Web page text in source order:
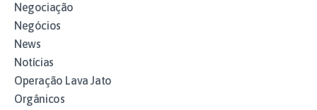
Negociação
Negócios
News
Notícias
Operação Lava Jato
Orgânicos